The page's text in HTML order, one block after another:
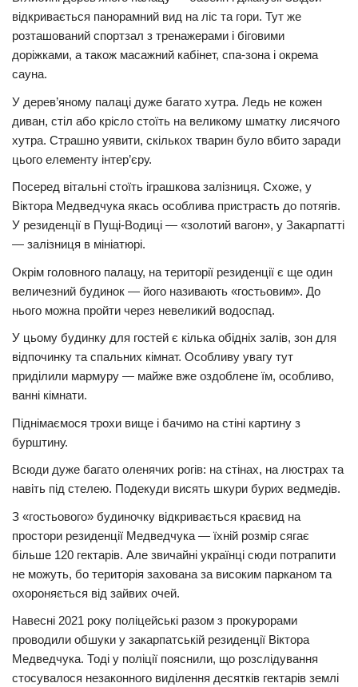
відкривається панорамний вид на ліс та гори. Тут же
розташований спортзал з тренажерами і біговими
доріжками, а також масажний кабінет, спа-зона і окрема
сауна.
У дерев’яному палаці дуже багато хутра. Ледь не кожен
диван, стіл або крісло стоїть на великому шматку лисячого
хутра. Страшно уявити, скількох тварин було вбито заради
цього елементу інтер’єру.
Посеред вітальні стоїть іграшкова залізниця. Схоже, у
Віктора Медведчука якась особлива пристрасть до потягів.
У резиденції в Пущі-Водиці — «золотий вагон», у Закарпатті
— залізниця в мініатюрі.
Окрім головного палацу, на території резиденції є ще один
величезний будинок — його називають «гостьовим». До
нього можна пройти через невеликий водоспад.
У цьому будинку для гостей є кілька обідніх залів, зон для
відпочинку та спальних кімнат. Особливу увагу тут
приділили мармуру — майже вже оздоблене їм, особливо,
ванні кімнати.
Піднімаємося трохи вище і бачимо на стіні картину з
бурштину.
Всюди дуже багато оленячих рогів: на стінах, на люстрах та
навіть під стелею. Подекуди висять шкури бурих ведмедів.
З «гостьового» будиночку відкривається краєвид на
простори резиденції Медведчука — їхній розмір сягає
більше 120 гектарів. Але звичайні українці сюди потрапити
не можуть, бо територія захована за високим парканом та
охороняється від зайвих очей.
Навесні 2021 року поліцейські разом з прокурорами
проводили обшуки у закарпатській резиденції Віктора
Медведчука. Тоді у поліції пояснили, що розслідування
стосувалося незаконного виділення десятків гектарів землі